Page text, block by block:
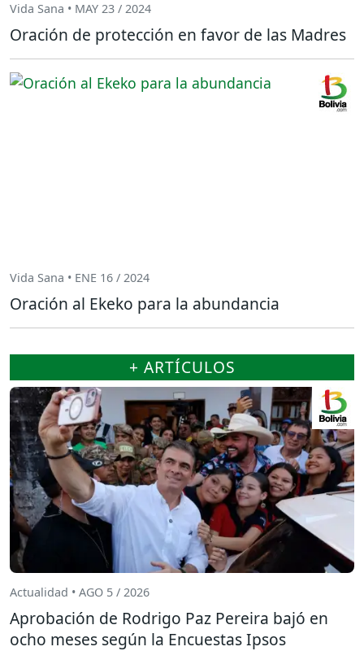
Vida Sana • MAY 23 / 2024
Oración de protección en favor de las Madres
Vida Sana • ENE 16 / 2024
Oración al Ekeko para la abundancia
+ ARTÍCULOS
Actualidad • AGO 5 / 2026
Aprobación de Rodrigo Paz Pereira bajó en
ocho meses según la Encuestas Ipsos